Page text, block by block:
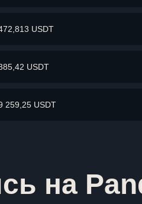
USDT
USDT
259,25 USDT
на